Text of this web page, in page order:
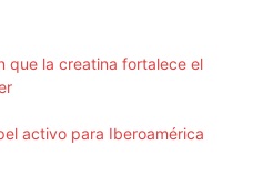
que la creatina fortalece el
activo para Iberoamérica